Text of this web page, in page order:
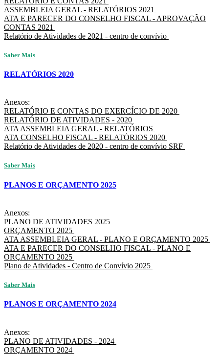
ASSEMBLEIA GERAL - RELATÓRIOS 2021
ATA E PARECER DO CONSELHO FISCAL - APROVAÇÃO
CONTAS 2021
Relatório de Atividades de 2021 - centro de convívio
Saber Mais
RELATÓRIOS 2020
Anexos:
RELATÓRIO E CONTAS DO EXERCÍCIO DE 2020
RELATÓRIO DE ATIVIDADES - 2020
ATA ASSEMBLEIA GERAL - RELATÓRIOS
ATA CONSELHO FISCAL - RELATÓRIOS 2020
Relatório de Atividades de 2020 - centro de convívio SRF
Saber Mais
PLANOS E ORÇAMENTO 2025
Anexos:
PLANO DE ATIVIDADES 2025
ORÇAMENTO 2025
ATA ASSEMBLEIA GERAL - PLANO E ORÇAMENTO 2025
ATA E PARECER DO CONSELHO FISCAL - PLANO E
ORÇAMENTO 2025
Plano de Atividades - Centro de Convívio 2025
Saber Mais
PLANOS E ORÇAMENTO 2024
Anexos:
PLANO DE ATIVIDADES - 2024
ORÇAMENTO 2024